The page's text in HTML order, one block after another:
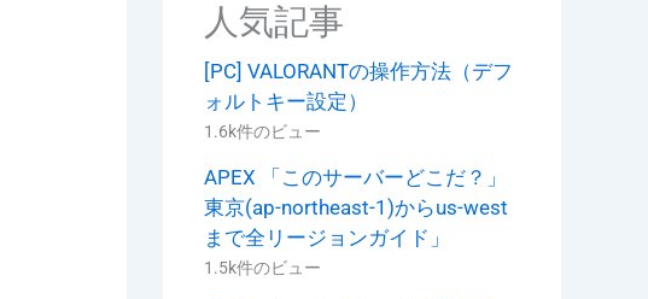
人気記事
[PC] VALORANTの操作方法（デフ
ォルトキー設定）
1.6k件のビュー
APEX 「このサーバーどこだ？」
東京(ap-northeast-1)からus-west
まで全リージョンガイド」
1.5k件のビュー